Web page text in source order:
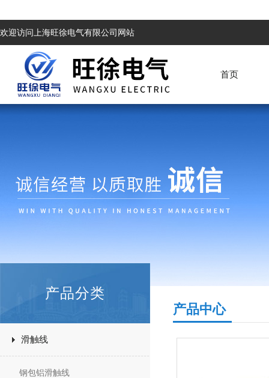
欢迎访问上海旺徐电气有限公司网站
首页
产品分类
滑触线
钢包铝滑触线
产品中心